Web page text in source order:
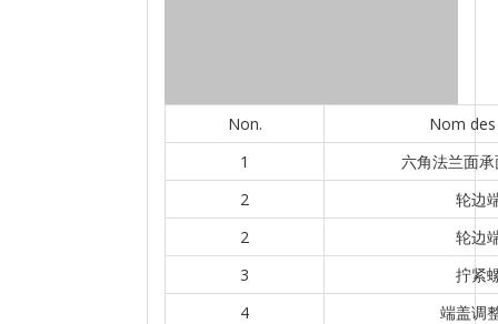
Non.
Nom
1
六角法兰面
2
轮边
2
轮边
3
拧紧
4
端盖调